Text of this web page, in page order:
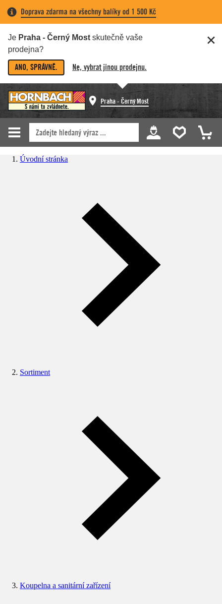
Doprava zdarma na všechny balíky od 1 500 Kč
Je Praha - Černý Most skutečně vaše
prodejna?
ANO, SPRÁVNĚ. Ne, vybrat jinou prodejnu.
Praha - Černý Most
Úvodní stránka
Sortiment
Koupelna a sanitární zařízení